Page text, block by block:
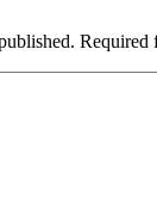
Required